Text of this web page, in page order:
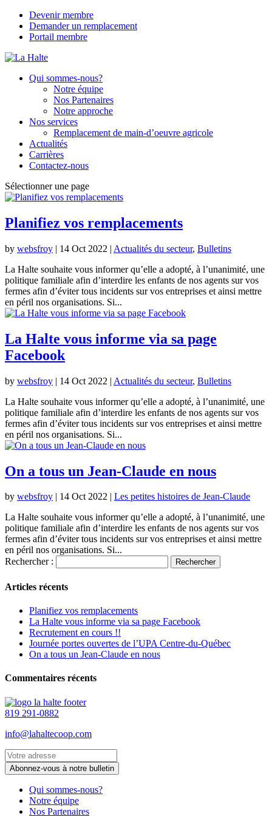
Devenir membre
Demander un remplacement
Portail membre
Qui sommes-nous?
Notre équipe
Nos Partenaires
Notre approche
Nos services
Remplacement de main-d’oeuvre agricole
Actualités
Carrières
Contactez-nous
Sélectionner une page
Planifiez vos remplacements
by websfroy | 14 Oct 2022 | Actualités du secteur, Bulletins
La Halte souhaite vous informer qu’elle a adopté, à l’unanimité, une
politique familiale afin d’interdire les enfants de nos agents sur vos
fermes afin d’éviter tous incidents sur vos entreprises et ainsi mettre
en péril nos organisations. Si...
La Halte vous informe via sa page
Facebook
by websfroy | 14 Oct 2022 | Actualités du secteur, Bulletins
La Halte souhaite vous informer qu’elle a adopté, à l’unanimité, une
politique familiale afin d’interdire les enfants de nos agents sur vos
fermes afin d’éviter tous incidents sur vos entreprises et ainsi mettre
en péril nos organisations. Si...
On a tous un Jean-Claude en nous
by websfroy | 14 Oct 2022 | Les petites histoires de Jean-Claude
La Halte souhaite vous informer qu’elle a adopté, à l’unanimité, une
politique familiale afin d’interdire les enfants de nos agents sur vos
fermes afin d’éviter tous incidents sur vos entreprises et ainsi mettre
en péril nos organisations. Si...
Rechercher :
Articles récents
Planifiez vos remplacements
La Halte vous informe via sa page Facebook
Recrutement en cours !!
Journée portes ouvertes de l’UPA Centre-du-Québec
On a tous un Jean-Claude en nous
Commentaires récents
819 291-0882
info@lahaltecoop.com
Qui sommes-nous?
Notre équipe
Nos Partenaires